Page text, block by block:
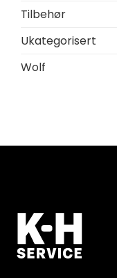
Tilbehør
Ukategorisert
Wolf